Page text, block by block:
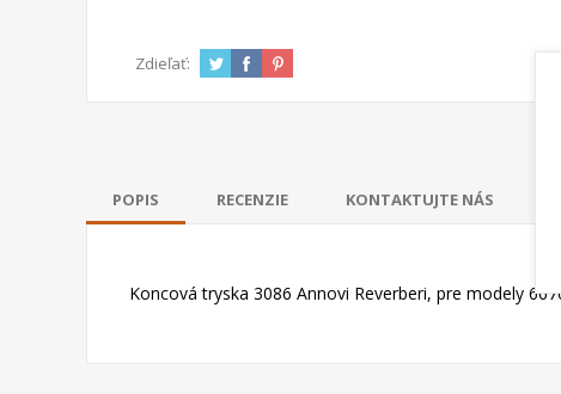
Zdieľať:
POPIS RECENZIE KONTAKTUJTE NÁS
Koncová tryska 3086 Annovi Reverberi, pre modely